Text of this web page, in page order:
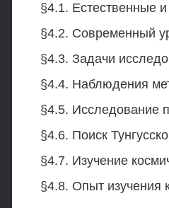
§4.1. Естественные
§4.2. Современный
§4.3. Задачи
§4.4. Наблюдения
§4.5. Исследование
§4.6. Поиск
§4.7. Изучение
§4.8. Опыт изучения